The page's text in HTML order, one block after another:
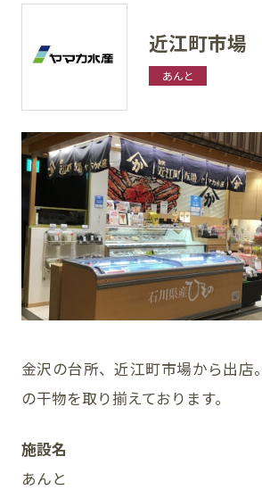
ショップニュース
イベント
アクセス・パーキング
館内サービス
スタッフ募集
百番街くらぶ
近江町市場
あんと
金沢の台所、近江町市場から出店
の干物を取り揃えております。
施設名
あんと